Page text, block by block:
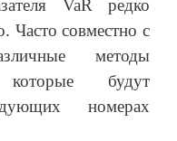
VaR редко
Часто совместно с
методы
которые будут
номерах